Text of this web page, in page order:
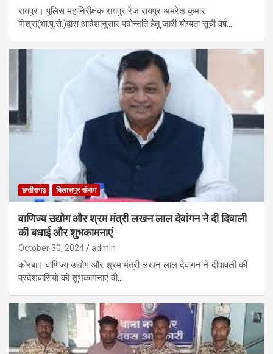
रायपुर। पुलिस महानिरीक्षक रायपुर रेंज रायपुर अमरेश कुमार
मिश्रा(भा.पु.से.)द्वारा आदेशानुसार पदोन्नति हेतु जारी योग्यता सूची वर्ष…
छत्तीसगढ़ बिलासपुर संभाग
वाणिज्य उद्योग और श्रम मंत्री लखन लाल देवांगन ने दी दिवाली
की बधाई और शुभकामनाएं
October 30, 2024 admin
कोरबा। वाणिज्य उद्योग और श्रम मंत्री लखन लाल देवांगन ने दीपावली की
प्रदेशवासियों को शुभकामनाएं दी…